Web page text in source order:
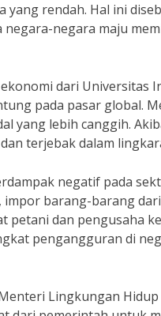
rendah. Hal ini
negara-negara maju
dari Universitas
pada pasar global.
yang lebih canggih.
terjebak dalam
negatif pada
barang-barang
petani dan pengusaha
pengangguran di
Lingkungan